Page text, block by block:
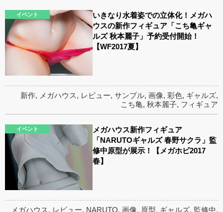
イベント
いきなり水着姿での立体化！メガハ
ウスの新作フィギュア「こち亀ギャ
ルズ 秋本麗子」予約受付開始！
【WF2017夏】
新作, メガハウス, レビュー, サンプル, 画像, 彩色, ギャルズ,
こち亀, 秋本麗子, フィギュア
イベント
メガハウス新作フィギュア
「NARUTOギャルズ 春野サクラ」監
修中原型が展示！【メガホビ2017
春】
メガハウス, レビュー, NARUTO, 画像, 原型, ギャルズ, 監修中,